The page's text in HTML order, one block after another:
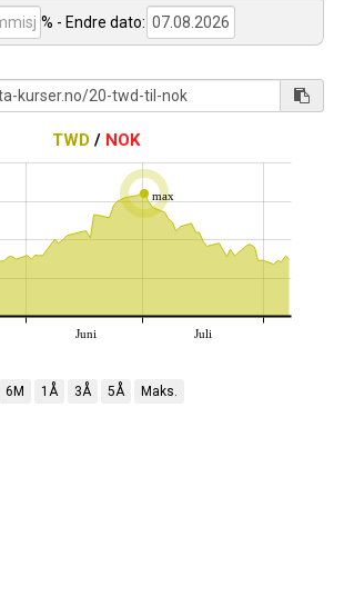
% - Endre dato:
TWD/ NOK
max
Juni Juli
6M 1Å 3Å 5Å Maks.